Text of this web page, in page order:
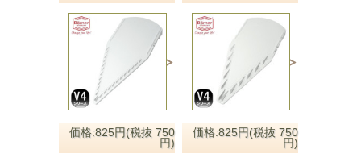
価格:825円(税抜 750
円)
価格:825円(税抜 750
円)